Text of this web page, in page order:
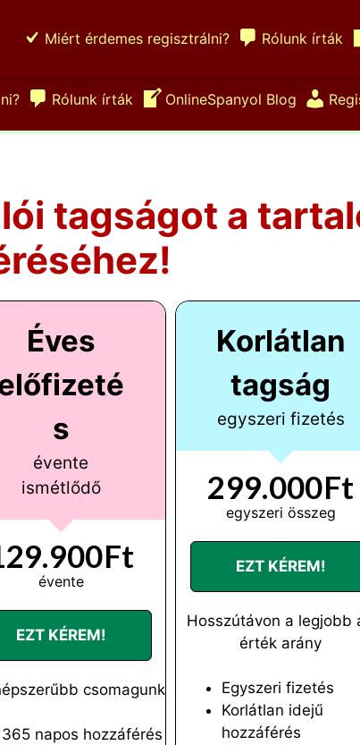
Miért érdemes regisztrálni? Rólunk írták
Rólunk írták OnlineSpanyol Blog
tagságot a
Éves
s
évente
ismétlődő
évente
EZT KÉREM!
csomagunk
365 napos hozzáférés
Korlátlan
tagság
egyszeri fizetés
299.000Ft
egyszeri összeg
EZT KÉREM!
Hosszútávon a legjobb
érték arány
Egyszeri fizetés
Korlátlan idejű
hozzáférés